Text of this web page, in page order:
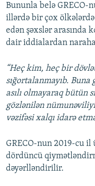
Bununla belə GRECO-
illərdə bir çox
edən şəxslər arasında
dair iddialardan
“Heç kim, heç bir
sığortalanmayıb.
asılı olmayaraq bütün
gözlənilən
vəzifəsi xalqı idarə
GRECO-nun 2019-cu
dördüncü
dəyərlləndirilir.